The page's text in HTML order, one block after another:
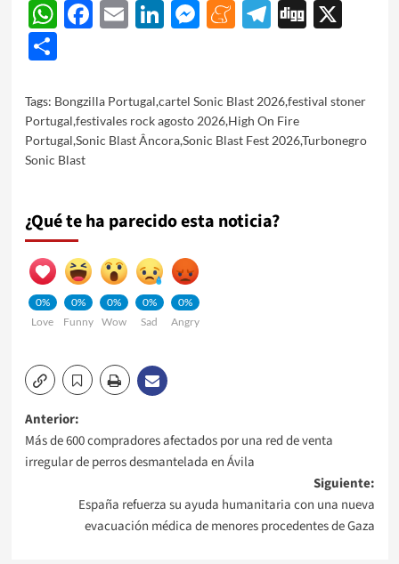
WhatsApp
Facebook
EmailLinkedIn
Messenger
Meneame
Telegram
Digg
X
Share
Tags: Bongzilla Portugal,cartel Sonic Blast 2026,festival stoner
Portugal,festivales rock agosto 2026,High On Fire
Portugal,Sonic Blast Âncora,Sonic Blast Fest 2026,Turbonegro
Sonic Blast
¿Qué te ha parecido esta noticia?
0%
Love
0%
Funny
0%
Wow
0%
Sad
0%
Angry
Navegación
de
entradas
Anterior:
Más de 600 compradores afectados por una red de venta
irregular de perros desmantelada en Ávila
Siguiente:
España refuerza su ayuda humanitaria con una nueva
evacuación médica de menores procedentes de Gaza